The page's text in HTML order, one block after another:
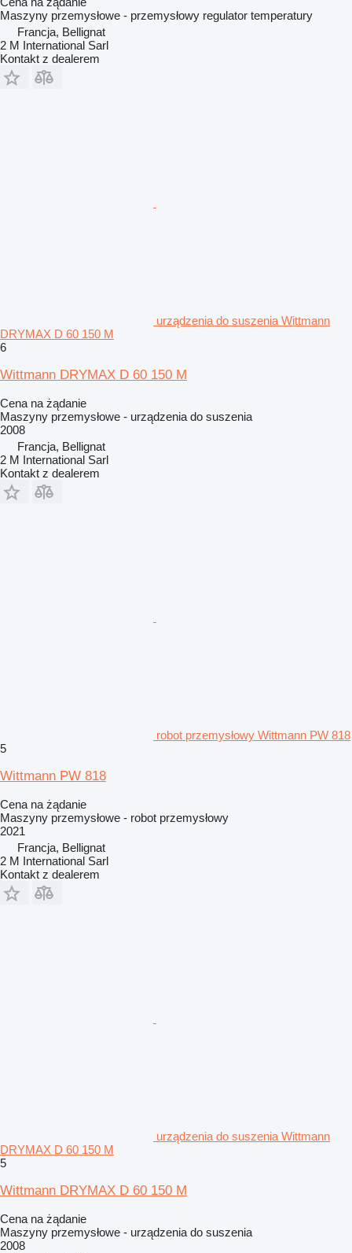
Maszyny przemysłowe - przemysłowy regulator temperatury
Francja, Bellignat
2 M International Sarl
Kontakt z dealerem
urządzenia do suszenia Wittmann
DRYMAX D 60 150 M
6
Wittmann DRYMAX D 60 150 M
Cena na żądanie
Maszyny przemysłowe - urządzenia do suszenia
2008
Francja, Bellignat
2 M International Sarl
Kontakt z dealerem
robot przemysłowy Wittmann PW 818
5
Wittmann PW 818
Cena na żądanie
Maszyny przemysłowe - robot przemysłowy
2021
Francja, Bellignat
2 M International Sarl
Kontakt z dealerem
urządzenia do suszenia Wittmann
DRYMAX D 60 150 M
5
Wittmann DRYMAX D 60 150 M
Cena na żądanie
Maszyny przemysłowe - urządzenia do suszenia
2008